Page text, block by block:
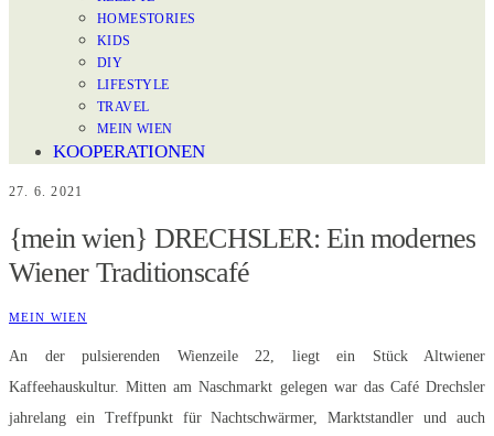
HOMESTORIES
KIDS
DIY
LIFESTYLE
TRAVEL
MEIN WIEN
KOOPERATIONEN
27. 6. 2021
{mein wien} DRECHSLER: Ein modernes
Wiener Traditionscafé
MEIN WIEN
An der pulsierenden Wienzeile 22, liegt ein Stück Altwiener
Kaffeehauskultur. Mitten am Naschmarkt gelegen war das Café Drechsler
jahrelang ein Treffpunkt für Nachtschwärmer, Marktstandler und auch